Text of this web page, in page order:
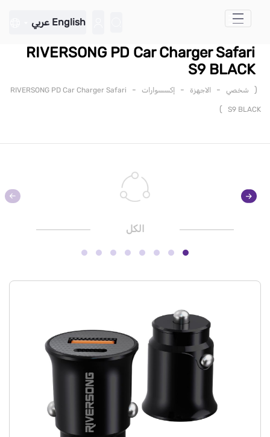
تخطي إلى المحتوى الرئيسي
English عربي
RIVERSONG PD Car Charger Safari
S9 BLACK
( شخصي - الاجهزة - إكسسوارات -
RIVERSONG PD Car Charger Safari
S9 BLACK
)
الكل